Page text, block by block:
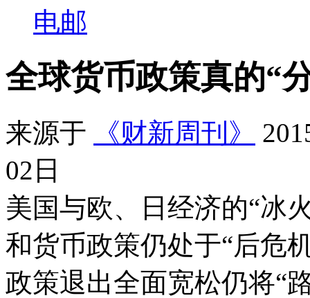
电邮
全球货币政策真的“
来源于 《财新周刊》
02日
美国与欧、日经济的“冰
和货币政策仍处于“后危
政策退出全面宽松仍将“